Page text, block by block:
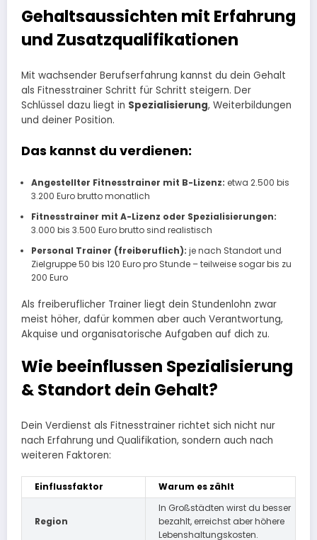
Gehaltsaussichten mit Erfahrung
und Zusatzqualifikationen
Mit wachsender Berufserfahrung kannst du dein Gehalt
als Fitnesstrainer Schritt für Schritt steigern. Der
Schlüssel dazu liegt in Spezialisierung, Weiterbildungen
und deiner Position.
Das kannst du verdienen:
Angestellter Fitnesstrainer mit B-Lizenz: etwa 2.500 bis
3.200 Euro brutto monatlich
Fitnesstrainer mit A-Lizenz oder Spezialisierungen:
3.000 bis 3.500 Euro brutto sind realistisch
Personal Trainer (freiberuflich): je nach Standort und
Zielgruppe 50 bis 120 Euro pro Stunde – teilweise sogar bis zu
200 Euro
Als freiberuflicher Trainer liegt dein Stundenlohn zwar
meist höher, dafür kommen aber auch Verantwortung,
Akquise und organisatorische Aufgaben auf dich zu.
Wie beeinflussen Spezialisierung
& Standort dein Gehalt?
Dein Verdienst als Fitnesstrainer richtet sich nicht nur
nach Erfahrung und Qualifikation, sondern auch nach
weiteren Faktoren:
Einflussfaktor Warum es zählt
Region
In Großstädten wirst du besser
bezahlt, erreichst aber höhere
Lebenshaltungskosten.